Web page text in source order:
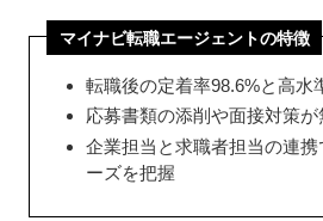
マイナビ転職エージェントの特徴
転職後の定着率98.6%と高水
応募書類の添削や面接対策が
企業担当と求職者担当の連
ーズを把握